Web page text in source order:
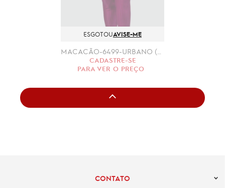
ESGOTOUAVISE-ME
CADASTRE-SE
PARA VER O PREÇO
CONTATO